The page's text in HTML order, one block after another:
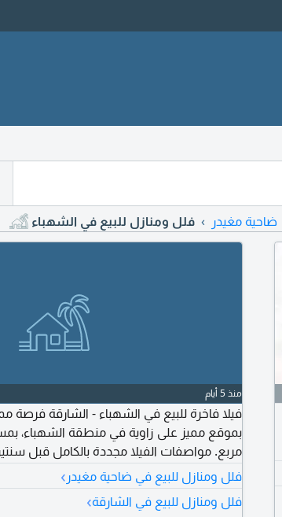
ضاحية مغيدر فلل ومنازل للبيع في الشهباء
منذ 5 أيام
فيلا فاخرة للبيع في الشهباء - الشارقة فرصة
مربع. مواصفات الفيلا مجددة بالكامل قبل
أو تعديلات. حجر قدسي فاخر داخل وخارج الفيلا.
بالكامل (منذ سنة) المرافق الخارجية بركة
فلل ومنازل للبيع في ضاحية مغيدر ›
فلل ومنازل للبيع في الشارقة›